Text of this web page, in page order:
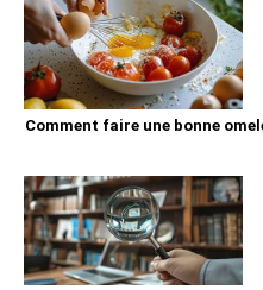
Comment faire une bonne